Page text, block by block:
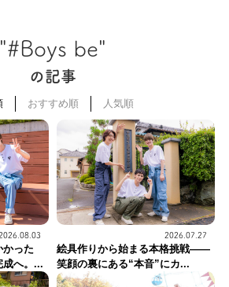
"#Boys be"
の記事
おすすめ順 人気順
2026.08.03
かった
へ。...
2026.07.27
絵具作りから始まる本格挑戦——
笑顔の裏にある“本音”にカ...